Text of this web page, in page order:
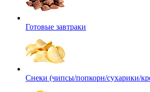
Готовые завтраки
Снеки (чипсы/попкорн/сухарики/